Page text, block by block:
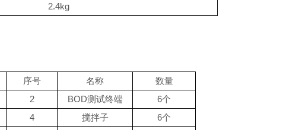
2.4kg
序号 名称
数量
2 BOD测试终端
6个
4 搅拌子
6个